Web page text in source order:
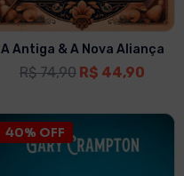
A Antiga & A Nova Aliança
R$74,90 R$ 44,90
40% OFF